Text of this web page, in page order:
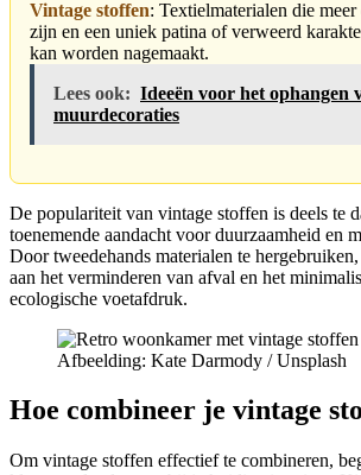
Vintage stoffen: Textielmaterialen die
zijn en een uniek patina of verweerd
kan worden nagemaakt.
Lees ook: Ideeën voor het ophangen
muurdecoraties
De populariteit van vintage stoffen is deels te
toenemende aandacht voor duurzaamheid en
Door tweedehands materialen te
aan het verminderen van afval en het
ecologische voetafdruk.
Afbeelding: Kate Darmody / Unsplash
Hoe combineer je vintage
Om vintage stoffen effectief te combineren,